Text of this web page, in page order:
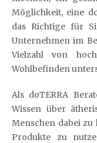
Möglichkeit, eine
das Richtige für
Unternehmen im
Vielzahl von
Wohlbefinden
Als doTERRA
Wissen über
Menschen dabei
Produkte zu